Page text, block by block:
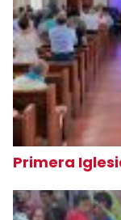
Primera